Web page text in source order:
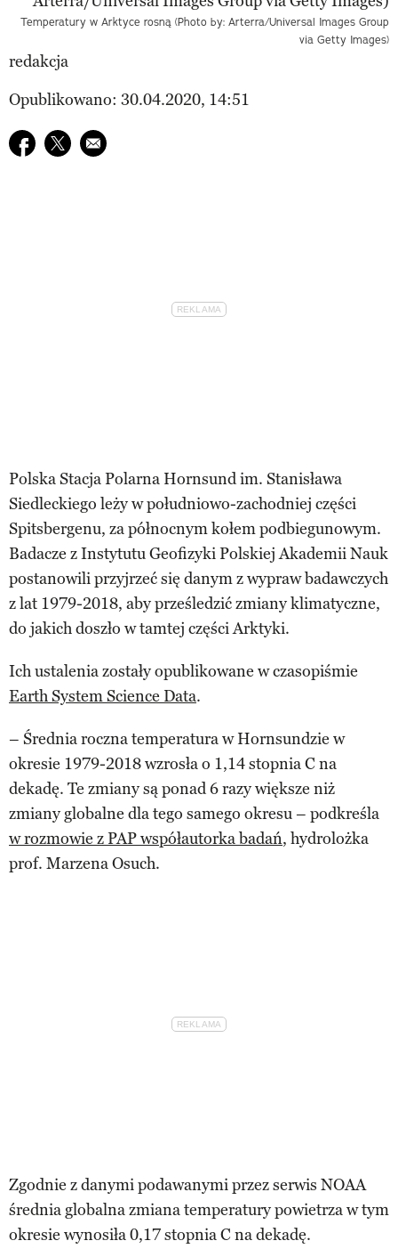
Temperatury w Arktyce rosną (Photo by: Arterra/Universal Images Group
via Getty Images)
redakcja
Opublikowano: 30.04.2020, 14:51
Udostępnij na facebook
Udostępnij na twitter
E-mail do przyjaciela
Polska Stacja Polarna Hornsund im. Stanisława
Siedleckiego leży w południowo-zachodniej części
Spitsbergenu, za północnym kołem podbiegunowym.
Badacze z Instytutu Geofizyki Polskiej Akademii Nauk
postanowili przyjrzeć się danym z wypraw badawczych
z lat 1979-2018, aby prześledzić zmiany klimatyczne,
do jakich doszło w tamtej części Arktyki.
Ich ustalenia zostały opublikowane w czasopiśmie
Earth System Science Data.
– Średnia roczna temperatura w Hornsundzie w
okresie 1979-2018 wzrosła o 1,14 stopnia C na
dekadę. Te zmiany są ponad 6 razy większe niż
zmiany globalne dla tego samego okresu – podkreśla
w rozmowie z PAP współautorka badań, hydrolożka
prof. Marzena Osuch.
Zgodnie z danymi podawanymi przez serwis NOAA
średnia globalna zmiana temperatury powietrza w tym
okresie wynosiła 0,17 stopnia C na dekadę.